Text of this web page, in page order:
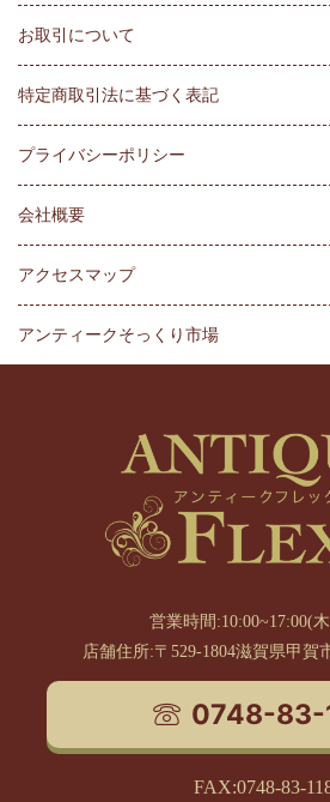
お取引について
特定商取引法に基づく表記
プライバシーポリシー
会社概要
アクセスマップ
アンティークそっくり市場
営業時間:10:00~17:00(
店舗住所:〒529-1804滋賀県甲賀
0748-83-
FAX:0748-83-